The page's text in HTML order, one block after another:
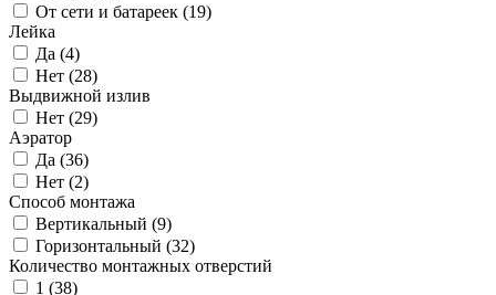
От сети и батареек (19)
Лейка
Да (4)
Нет (28)
Выдвижной излив
Нет (29)
Аэратор
Да (36)
Нет (2)
Способ монтажа
Вертикальный (9)
Горизонтальный (32)
Количество монтажных отверстий
1 (38)